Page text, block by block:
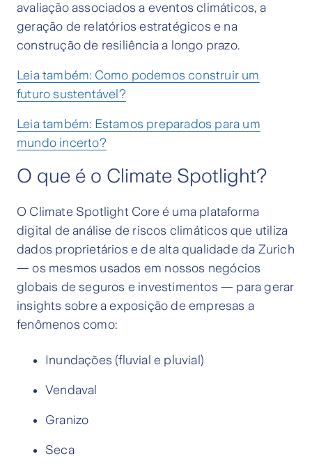
avaliação associados a eventos climáticos, a
geração de relatórios estratégicos e na
construção de resiliência a longo prazo.
Leia também: Como podemos construir um
futuro sustentável?
Leia também: Estamos preparados para um
mundo incerto?
O que é o Climate Spotlight?
O Climate Spotlight Core é uma plataforma
digital de análise de riscos climáticos que utiliza
dados proprietários e de alta qualidade da Zurich
— os mesmos usados em nossos negócios
globais de seguros e investimentos — para gerar
insights sobre a exposição de empresas a
fenômenos como:
Inundações (fluvial e pluvial)
Vendaval
Granizo
Seca